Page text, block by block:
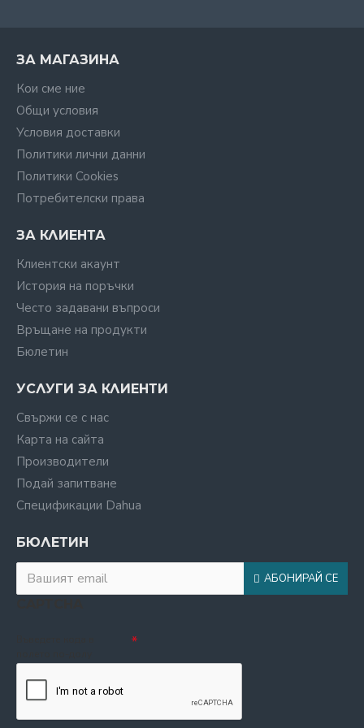
ЗА МАГАЗИНА
Кои сме ние
Общи условия
Условия доставки
Политики лични данни
Политики Cookies
Потребителски права
ЗА КЛИЕНТА
Клиентски акаунт
История на поръчки
Често задавани въпроси
Връщане на продукти
Бюлетин
УСЛУГИ ЗА КЛИЕНТИ
Свържи се с нас
Карта на сайта
Производители
Подай запитване
Спецификации Dahua
БЮЛЕТИН
АБОНИРАЙ СЕ